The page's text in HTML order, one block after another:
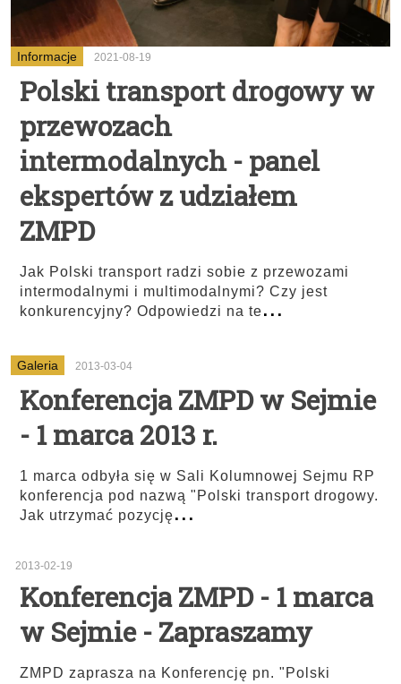
Informacje 2021-08-19
Polski transport drogowy w
przewozach
intermodalnych - panel
ekspertów z udziałem
ZMPD
Jak Polski transport radzi sobie z przewozami
intermodalnymi i multimodalnymi? Czy jest
konkurencyjny? Odpowiedzi na te...
Galeria 2013-03-04
Konferencja ZMPD w Sejmie
- 1 marca 2013 r.
1 marca odbyła się w Sali Kolumnowej Sejmu RP
konferencja pod nazwą "Polski transport drogowy.
Jak utrzymać pozycję...
2013-02-19
Konferencja ZMPD - 1 marca
w Sejmie - Zapraszamy
ZMPD zaprasza na Konferencję pn. "Polski